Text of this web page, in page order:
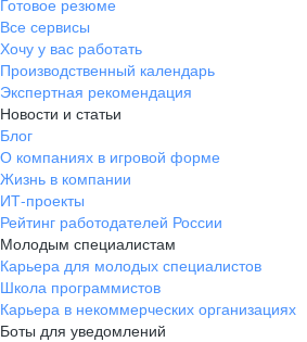
Готовое резюме
Все сервисы
Хочу у вас работать
Производственный календарь
Экспертная рекомендация
Новости и статьи
Блог
О компаниях в игровой форме
Жизнь в компании
ИТ-проекты
Рейтинг работодателей России
Молодым специалистам
Карьера для молодых специалистов
Школа программистов
Карьера в некоммерческих организациях
Боты для уведомлений